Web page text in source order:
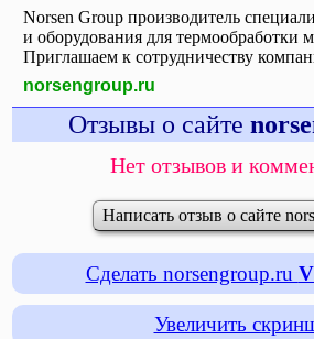
Norsen Group производитель
и оборудования для термообработки
Приглашаем к сотрудничеству
norsengroup.ru
Отзывы о сайте
Нет отзывов и
Написать отзыв о сайте
Сделать norsengroup.ru
Увеличить